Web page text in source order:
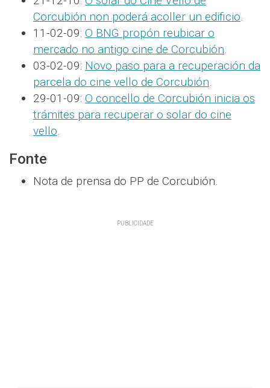
Corcubión non poderá acoller un edificio.
11-02-09: O BNG propón reubicar o
mercado no antigo cine de Corcubión.
03-02-09: Novo paso para a recuperación da
parcela do cine vello de Corcubión.
29-01-09: O concello de Corcubión inicia os
trámites para recuperar o solar do cine
vello.
Fonte
Nota de prensa do PP de Corcubión.